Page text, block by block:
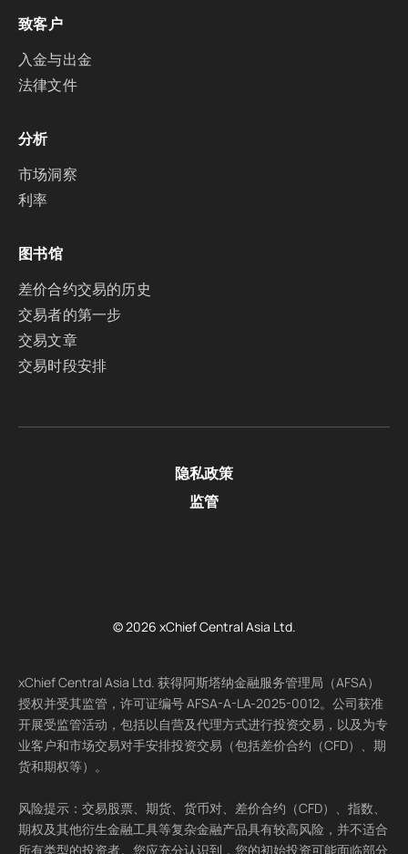
致客户
入金与出金
法律文件
分析
市场洞察
利率
图书馆
差价合约交易的历史
交易者的第一步
交易文章
交易时段安排
隐私政策
监管
© 2026 xChief Central Asia Ltd.
xChief Central Asia Ltd. 获得阿斯塔纳金融服务管理局（AFSA）
授权并受其监管，许可证编号 AFSA-A-LA-2025-0012。公司获准
开展受监管活动，包括以自营及代理方式进行投资交易，以及为专
业客户和市场交易对手安排投资交易（包括差价合约（CFD）、期
货和期权等）。
风险提示：交易股票、期货、货币对、差价合约（CFD）、指数、
期权及其他衍生金融工具等复杂金融产品具有较高风险，并不适合
所有类型的投资者。您应充分认识到，您的初始投资可能面临部分